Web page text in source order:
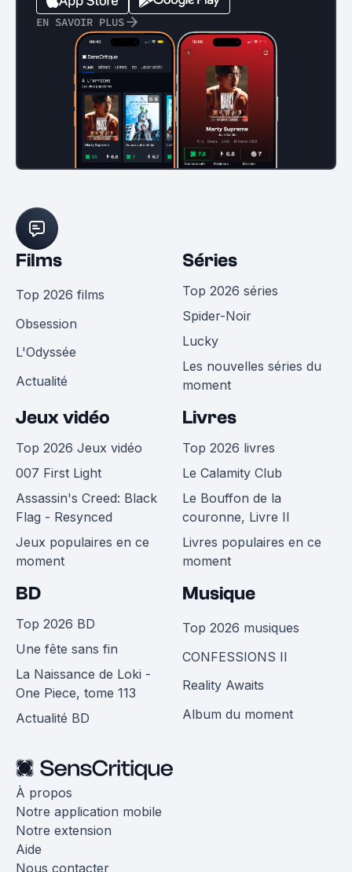
EN SAVOIR PLUS
Films
Top 2026 films
Obsession
L'Odyssée
Actualité
Séries
Top 2026 séries
Spider-Noir
Lucky
Les nouvelles séries du
moment
Jeux vidéo
Top 2026 Jeux vidéo
007 First Light
Assassin's Creed: Black
Flag - Resynced
Jeux populaires en ce
moment
Livres
Top 2026 livres
Le Calamity Club
Le Bouffon de la
couronne, Livre II
Livres populaires en ce
moment
BD
Top 2026 BD
Une fête sans fin
La Naissance de Loki -
One Piece, tome 113
Actualité BD
Musique
Top 2026 musiques
CONFESSIONS II
Reality Awaits
Album du moment
À propos
Notre application mobile
Notre extension
Aide
Nous contacter